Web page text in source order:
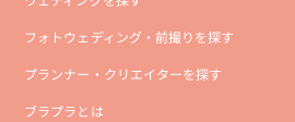
フォトウェディング・前撮りを探す
プランナー・クリエイターを探す
ブラプラとは